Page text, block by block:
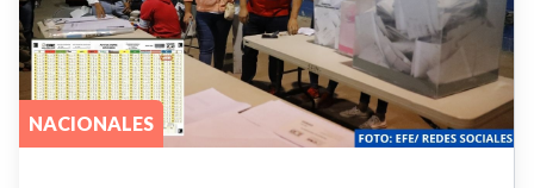
NACIONALES